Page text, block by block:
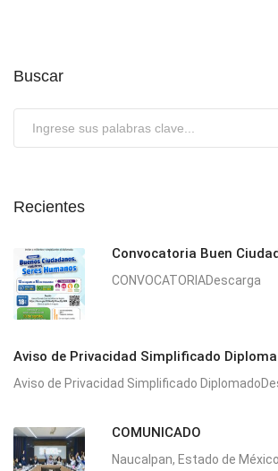
Buscar
Recientes
Convocatoria Buen
CONVOCATORIADescarga
Aviso de Privacidad Simplificado
Aviso de Privacidad Simplificado
COMUNICADO
Naucalpan, Estado de México,